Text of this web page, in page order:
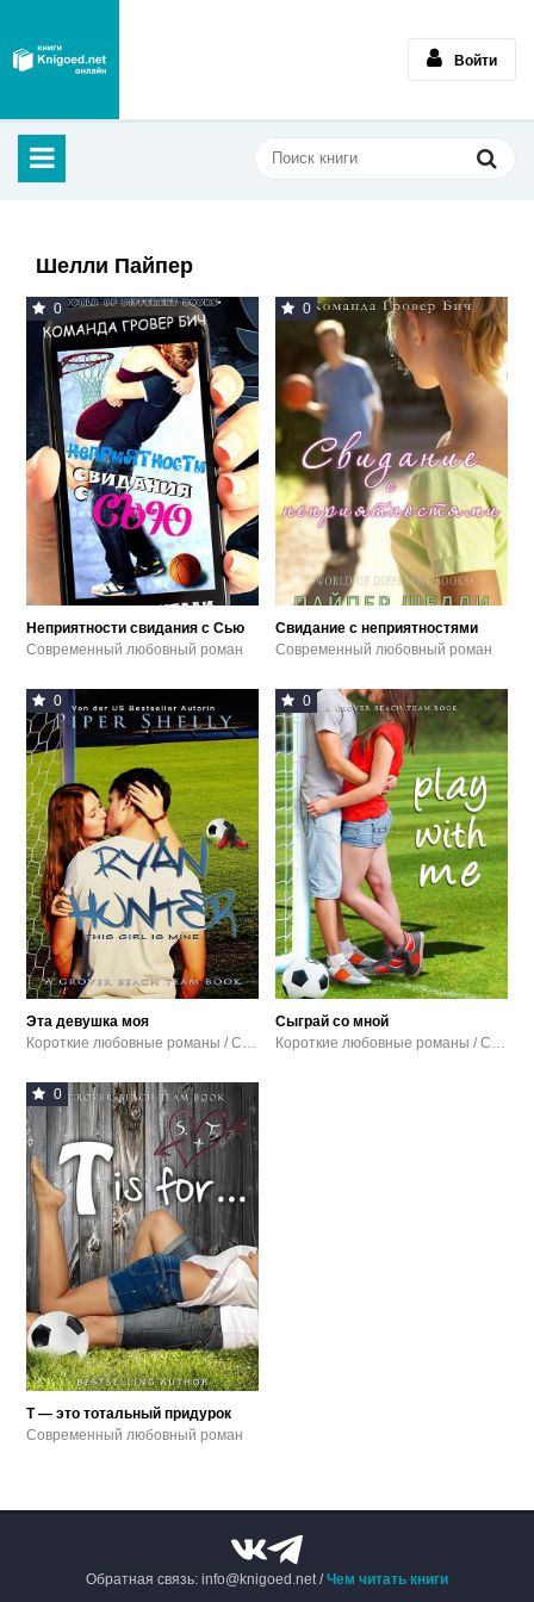
Войти
Шелли Пайпер
0
Неприятности свидания с Сью
Современный любовный роман
0
Свидание с неприятностями
Современный любовный роман
0
Эта девушка моя
0
Сыграй со мной
0
Т — это тотальный придурок
Современный любовный роман
Обратная связь: info@knigoed.net /Чем читать книги